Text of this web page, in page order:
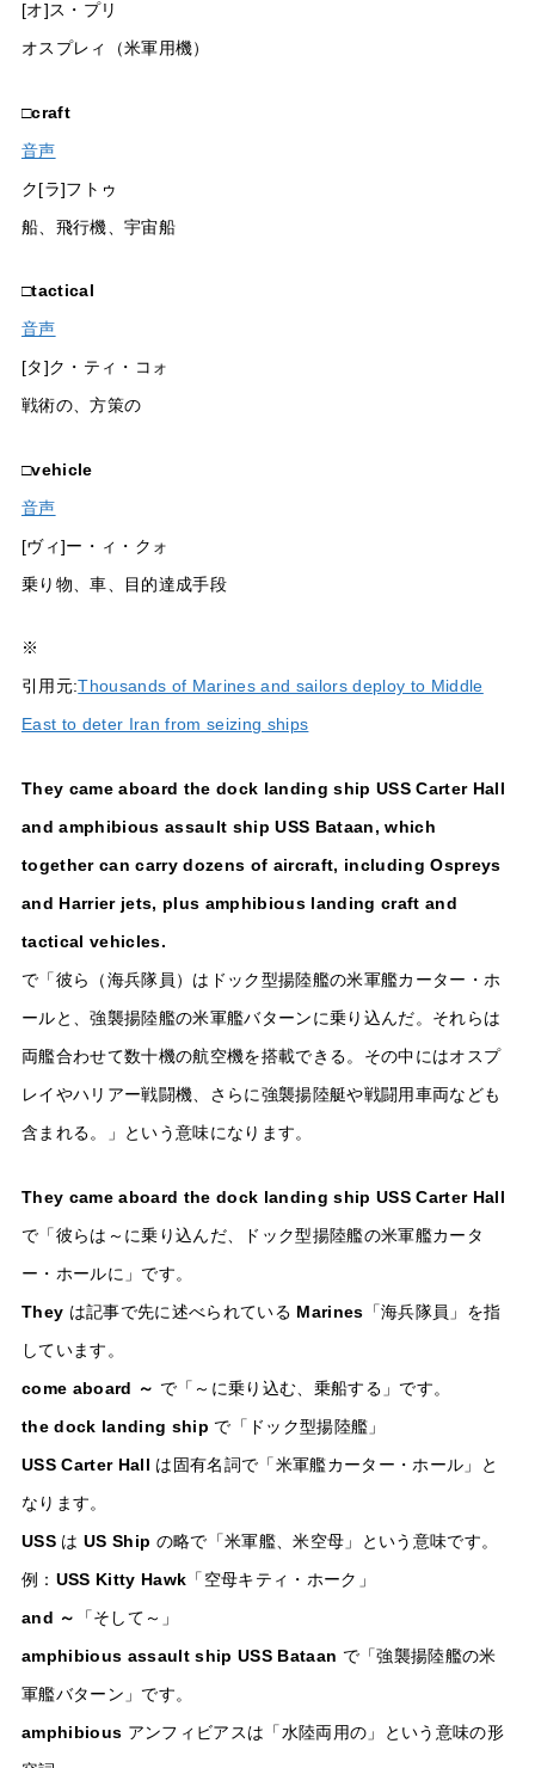
[オ]ス・プリ
オスプレィ（米軍用機）
□craft
音声
ク[ラ]フトゥ
船、飛行機、宇宙船
□tactical
音声
[タ]ク・ティ・コォ
戦術の、方策の
□vehicle
音声
[ヴィ]ー・ィ・クォ
乗り物、車、目的達成手段
※
引用元:Thousands of Marines and sailors deploy to Middle
East to deter Iran from seizing ships
They came aboard the dock landing ship USS Carter Hall
and amphibious assault ship USS Bataan, which
together can carry dozens of aircraft, including Ospreys
and Harrier jets, plus amphibious landing craft and
tactical vehicles.
で「彼ら（海兵隊員）はドック型揚陸艦の米軍艦カーター・ホ
ールと、強襲揚陸艦の米軍艦バターンに乗り込んだ。それらは
両艦合わせて数十機の航空機を搭載できる。その中にはオスプ
レイやハリアー戦闘機、さらに強襲揚陸艇や戦闘用車両なども
含まれる。」という意味になります。
They came aboard the dock landing ship USS Carter Hall
で「彼らは～に乗り込んだ、ドック型揚陸艦の米軍艦カータ
ー・ホールに」です。
They は記事で先に述べられている Marines 「海兵隊員」を指
しています。
come aboard ～ で「～に乗り込む、乗船する」です。
the dock landing ship で「ドック型揚陸艦」
USS Carter Hall は固有名詞で「米軍艦カーター・ホール」と
なります。
USS は US Ship の略で「米軍艦、米空母」という意味です。
例： USS Kitty Hawk 「空母キティ・ホーク」
and ～ 「そして～」
amphibious assault ship USS Bataan で「強襲揚陸艦の米
軍艦バターン」です。
amphibious アンフィビアスは「水陸両用の」という意味の形